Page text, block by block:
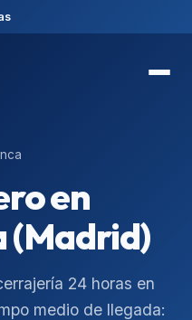
en
(Madrid)
24 horas en
medio de llegada: